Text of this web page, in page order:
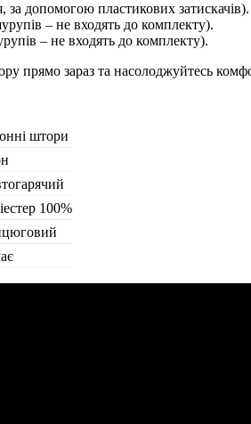
за допомогою пластикових затискачів).
– не входять до комплекту).
– не входять до комплекту).
прямо зараз та насолоджуйтесь
штори
100%